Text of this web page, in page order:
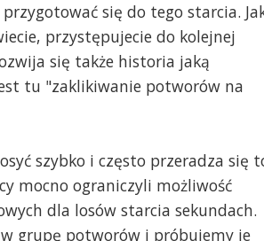
się do tego starcia.
przystępujecie do kolejnej
się także historia jaką
tu "zaklikiwanie potworów na
szybko i często przeradza się
mocno ograniczyli możliwość
dla losów starcia sekundach.
w grupę potworów i próbujemy je